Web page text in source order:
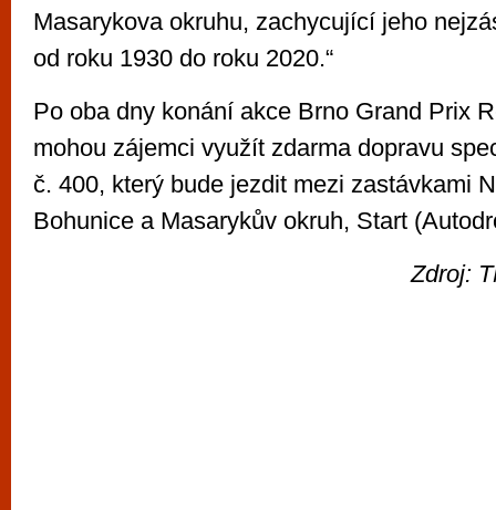
Masarykova okruhu, zachycující jeho
od roku 1930 do roku 2020.“
Po oba dny konání akce Brno Grand Prix
mohou zájemci využít zdarma dopravu
č. 400, který bude jezdit mezi zastávkami
Bohunice a Masarykův okruh, Start
Zdroj: